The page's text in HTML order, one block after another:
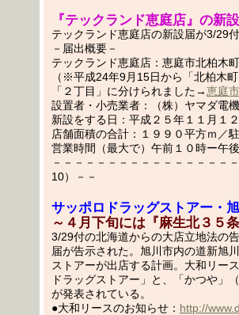
『テックランド恵庭店』の新
テックランド恵庭店の新設届が3/29
－届出概要－
テックランド恵庭店：恵庭市北柏木
（※平成24年9月15日から「北柏木
「２丁目」に分けられました→恵庭
設置者・小売業者：（株）ヤマダ電機
新設をする日：平成２５年１１月１
店舗面積の合計：１９９０平方ｍ／
営業時間（最大で）午前１０時ー午
－－－－－－－－－－－－－－－
10）－－
サッポロドラッグストアー・
～４月下旬には『麻生北３５
3/29付の北海道からの大店立地法の
届が告示された。旭川市内の道新旭
ストアーが出店する計画。大和リー
ドラッグストアー」と、「かつや」
が発表されている。
●大和リースのお知らせ： http://